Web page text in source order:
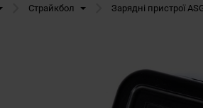
Страйкбол Зарядні пристрої